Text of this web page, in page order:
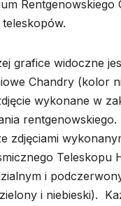
Rentgenowskiego
grafice widoczne
Chandry (kolor
wykonane w
rentgenowskiego.
zdjęciami
Teleskopu
i
i niebieski).